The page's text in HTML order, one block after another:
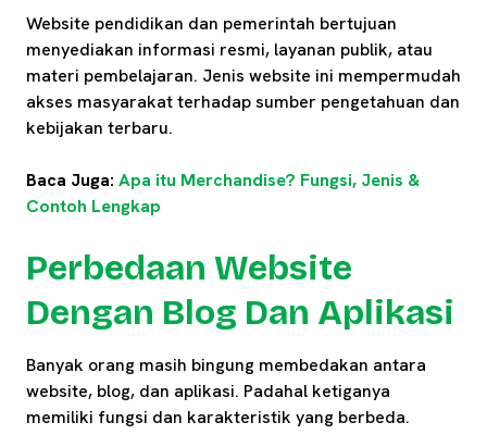
Website pendidikan dan pemerintah bertujuan
menyediakan informasi resmi, layanan publik, atau
materi pembelajaran. Jenis website ini mempermudah
akses masyarakat terhadap sumber pengetahuan dan
kebijakan terbaru.
Baca Juga: Apa itu Merchandise? Fungsi, Jenis &
Contoh Lengkap
Perbedaan Website
Dengan Blog Dan Aplikasi
Banyak orang masih bingung membedakan antara
website, blog, dan aplikasi. Padahal ketiganya
memiliki fungsi dan karakteristik yang berbeda.